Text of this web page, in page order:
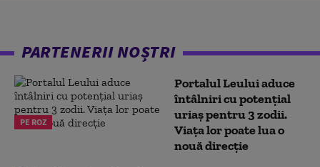
PARTENERII NOȘTRI
PE ROZ
Portalul Leului aduce
întâlniri cu potențial
uriaș pentru 3 zodii.
Viața lor poate lua o
nouă direcție